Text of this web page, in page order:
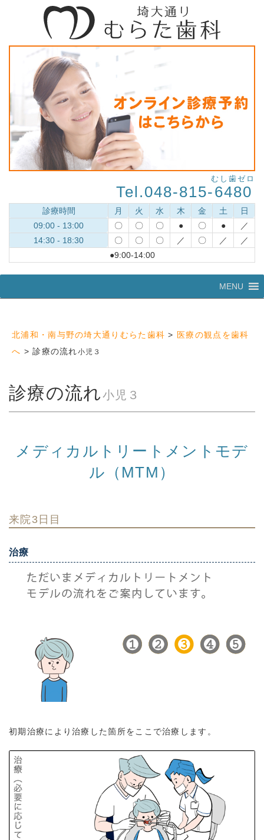
Tel.048-815-6480
むし歯ゼロ
診療時間 月 火 水 木 金 土
日
09:00 - 13:00
〇 〇 〇 ● 〇 ●
／
14:30 - 18:30
〇 〇 〇 ／ 〇 ／
／
●9:00-14:00
へ
MENU
北浦和・南与野の埼大通りむらた歯科 > 医療の観点を歯科
へ >診療の流れ小児３
診療の流れ小児３
メディカルトリートメントモデ
ル（MTM）
来院3日目
治療
初期治療により治療した箇所をここで治療します。